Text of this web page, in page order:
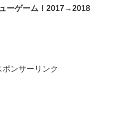
ーゲーム！2017→2018
ポンサーリンク